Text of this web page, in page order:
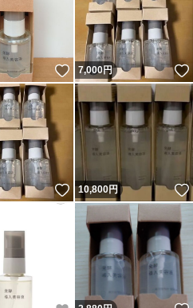
いいね！
7,000円
いいね！
10,800円